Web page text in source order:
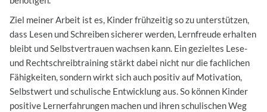
Ziel meiner Arbeit ist es, Kinder frühzeitig so zu unterstützen,
dass Lesen und Schreiben sicherer werden, Lernfreude erhalten
bleibt und Selbstvertrauen wachsen kann. Ein gezieltes Lese-
und Rechtschreibtraining stärkt dabei nicht nur die fachlichen
Fähigkeiten, sondern wirkt sich auch positiv auf Motivation,
Selbstwert und schulische Entwicklung aus. So können Kinder
positive Lernerfahrungen machen und ihren schulischen Weg